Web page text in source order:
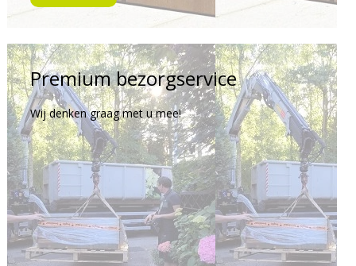
Premium bezorgservice
Wij denken graag met u mee!